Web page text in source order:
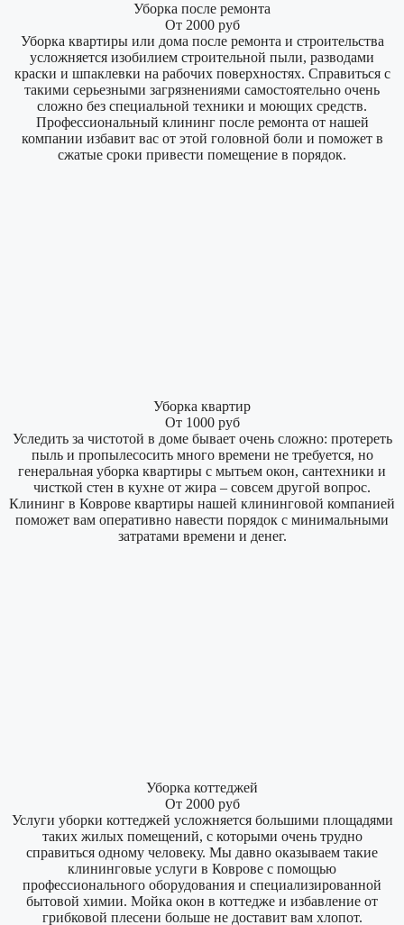
Уборка после ремонта
От 2000 руб
Уборка квартиры или дома после ремонта и строительства
усложняется изобилием строительной пыли, разводами
краски и шпаклевки на рабочих поверхностях. Справиться с
такими серьезными загрязнениями самостоятельно очень
сложно без специальной техники и моющих средств.
Профессиональный клининг после ремонта от нашей
компании избавит вас от этой головной боли и поможет в
сжатые сроки привести помещение в порядок.
Уборка квартир
От 1000 руб
Уследить за чистотой в доме бывает очень сложно: протереть
пыль и пропылесосить много времени не требуется, но
генеральная уборка квартиры с мытьем окон, сантехники и
чисткой стен в кухне от жира – совсем другой вопрос.
Клининг в Коврове квартиры нашей клининговой компанией
поможет вам оперативно навести порядок с минимальными
затратами времени и денег.
Уборка коттеджей
От 2000 руб
Услуги уборки коттеджей усложняется большими площадями
таких жилых помещений, с которыми очень трудно
справиться одному человеку. Мы давно оказываем такие
клининговые услуги в Коврове с помощью
профессионального оборудования и специализированной
бытовой химии. Мойка окон в коттедже и избавление от
грибковой плесени больше не доставит вам хлопот.